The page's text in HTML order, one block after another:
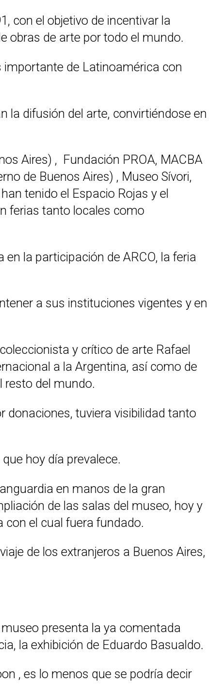
con el objetivo de incentivar la
obras de arte por todo el mundo.
importante de Latinoamérica con
la difusión del arte, convirtiéndose en
Aires) , Fundación PROA, MACBA
de Buenos Aires) , Museo Sívori,
tenido el Espacio Rojas y el
ferias tanto locales como
la participación de ARCO, la feria
a sus instituciones vigentes y en
y crítico de arte Rafael
a la Argentina, así como de
resto del mundo.
donaciones, tuviera visibilidad tanto
hoy día prevalece.
en manos de la gran
de las salas del museo, hoy y
con el cual fuera fundado.
de los extranjeros a Buenos Aires,
presenta la ya comentada
la exhibición de Eduardo Basualdo.
, es lo menos que se podría decir